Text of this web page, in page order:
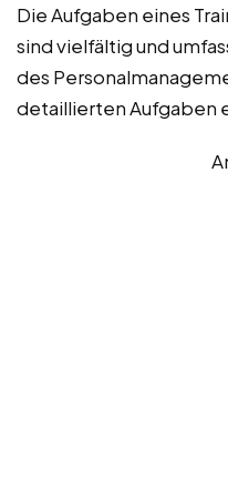
Die Aufgaben eines
sind vielfältig und
des
detaillierten Aufgaben